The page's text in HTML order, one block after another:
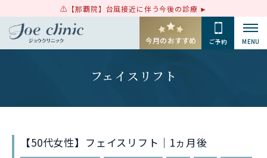
【那覇院】台風接近に伴う今後の診療
今月のおすすめ ご予約 MENU
フェイスリフト
【50代女性】フェイスリフト｜1ヵ月後